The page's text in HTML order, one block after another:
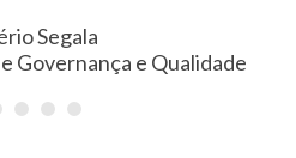
Segala
Governança e Qualidade